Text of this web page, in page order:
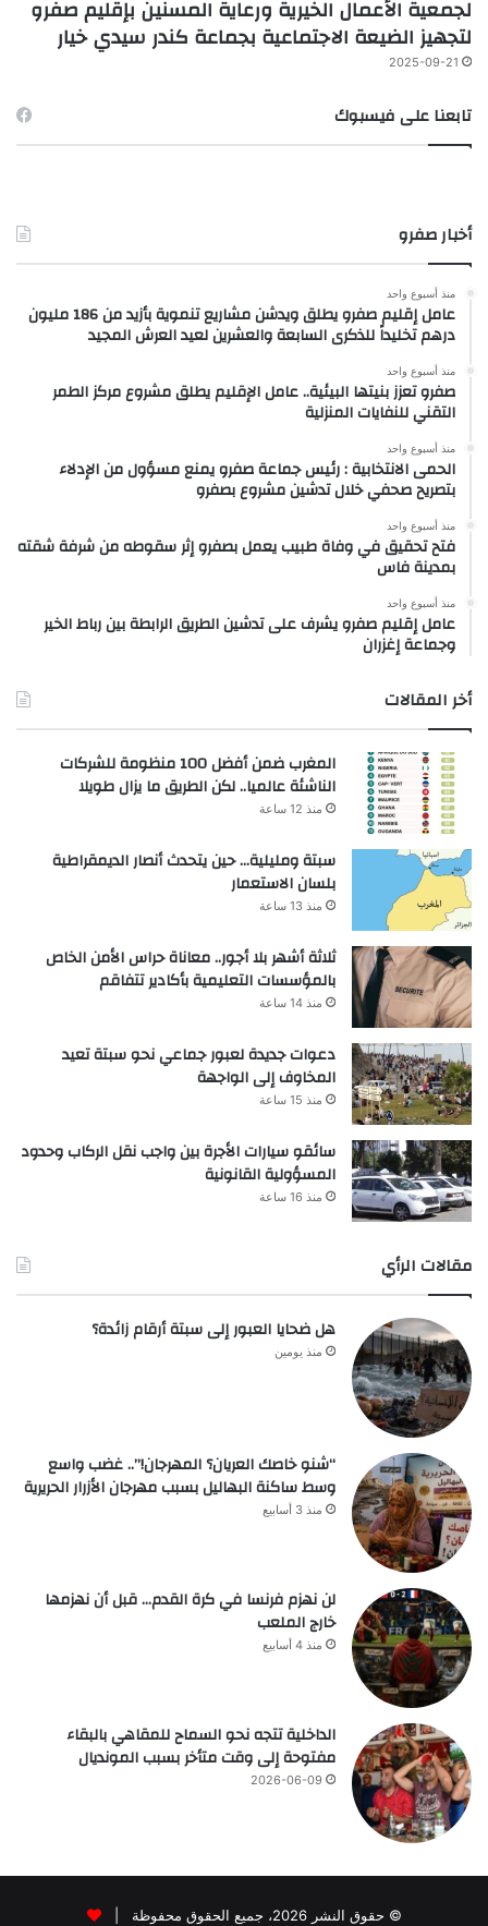
لجمعية الأعمال الخيرية ورعاية المسنين بإقليم صفرو
لتجهيز الضيعة الاجتماعية بجماعة كندر سيدي خيار
2025-09-21
تابعنا على فيسبوك
أخبار صفرو
منذ أسبوع واحد
عامل إقليم صفرو يطلق ويدشن مشاريع تنموية بأزيد من 186 مليون
درهم تخليداً للذكرى السابعة والعشرين لعيد العرش المجيد
منذ أسبوع واحد
صفرو تعزز بنيتها البيئية.. عامل الإقليم يطلق مشروع مركز الطمر
التقني للنفايات المنزلية
منذ أسبوع واحد
الحمى الانتخابية : رئيس جماعة صفرو يمنع مسؤول من الإدلاء
بتصريح صحفي خلال تدشين مشروع بصفرو
منذ أسبوع واحد
فتح تحقيق في وفاة طبيب يعمل بصفرو إثر سقوطه من شرفة شقته
بمدينة فاس
منذ أسبوع واحد
عامل إقليم صفرو يشرف على تدشين الطريق الرابطة بين رباط الخير
وجماعة إغزران
أخر المقالات
المغرب ضمن أفضل 100 منظومة للشركات
الناشئة عالميا.. لكن الطريق ما يزال طويلا
منذ 12 ساعة
سبتة ومليلية… حين يتحدث أنصار الديمقراطية
بلسان الاستعمار
منذ 13 ساعة
ثلاثة أشهر بلا أجور.. معاناة حراس الأمن الخاص
بالمؤسسات التعليمية بأكادير تتفاقم
منذ 14 ساعة
دعوات جديدة لعبور جماعي نحو سبتة تعيد
المخاوف إلى الواجهة
منذ 15 ساعة
سائقو سيارات الأجرة بين واجب نقل الركاب وحدود
المسؤولية القانونية
منذ 16 ساعة
مقالات الرأي
هل ضحايا العبور إلى سبتة أرقام زائدة؟
منذ يومين
“شنو خاصك العريان؟ المهرجان!”.. غضب واسع
وسط ساكنة البهاليل بسبب مهرجان الأزرار الحريرية
منذ 3 أسابيع
لن نهزم فرنسا في كرة القدم… قبل أن نهزمها
خارج الملعب
منذ 4 أسابيع
الداخلية تتجه نحو السماح للمقاهي بالبقاء
مفتوحة إلى وقت متأخر بسبب المونديال
2026-06-09
© حقوق النشر 2026، جميع الحقوق محفوظة |